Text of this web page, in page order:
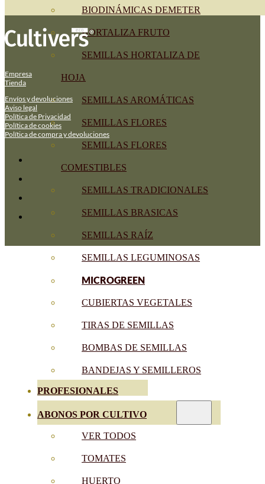
BIODINÁMICAS DEMETER
HORTALIZA FRUTO
SEMILLAS HORTALIZA DE
HOJA
SEMILLAS AROMÁTICAS
SEMILLAS FLORES
SEMILLAS FLORES
COMESTIBLES
SEMILLAS TRADICIONALES
SEMILLAS BRASICAS
SEMILLAS RAÍZ
SEMILLAS LEGUMINOSAS
MICROGREEN
CUBIERTAS VEGETALES
TIRAS DE SEMILLAS
BOMBAS DE SEMILLAS
BANDEJAS Y SEMILLEROS
PROFESIONALES
ABONOS POR CULTIVO
VER TODOS
TOMATES
HUERTO
Empresa
Tienda
Envíos y devoluciones
Aviso legal
Política de Privacidad
Política de cookies
Política de compra y devoluciones